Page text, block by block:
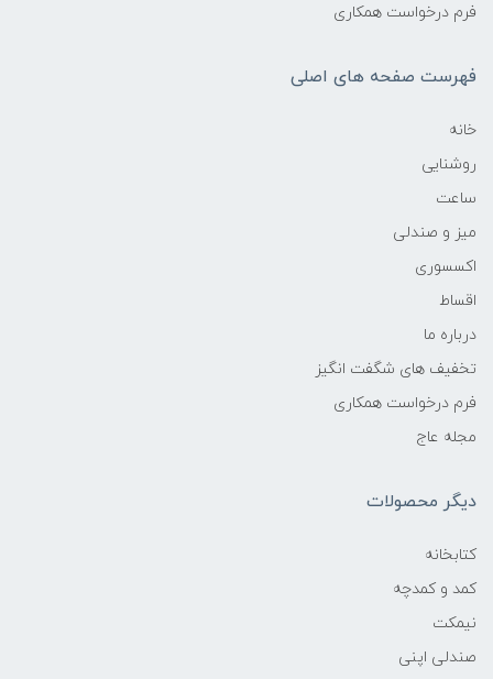
فرم درخواست همکاری
فهرست صفحه های اصلی
خانه
روشنایی
ساعت
میز و صندلی
اکسسوری
اقساط
درباره ما
تخفیف های شگفت انگیز
فرم درخواست همکاری
مجله عاج
دیگر محصولات
کتابخانه
کمد و کمدچه
نیمکت
صندلی اپنی